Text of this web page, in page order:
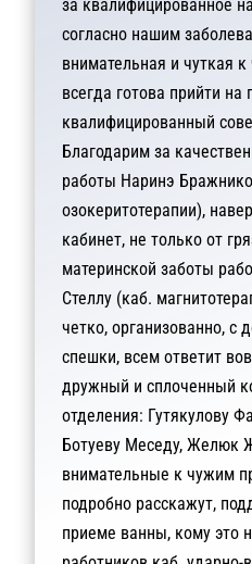
за квалифицированное
согласно нашим
внимательная и чуткая
всегда готова прийти
квалифицированный
Благодарим за
работы Наринэ
озокеритотерапии),
кабинет, не только от
материнской заботы
Стеллу (каб.
четко, организованно, с
спешки, всем ответит
дружный и сплоченный
отделения: Гутякулову
Ботуеву Меседу, Желюк
внимательные к чужим
подробно расскажут,
приеме ванны, кому это